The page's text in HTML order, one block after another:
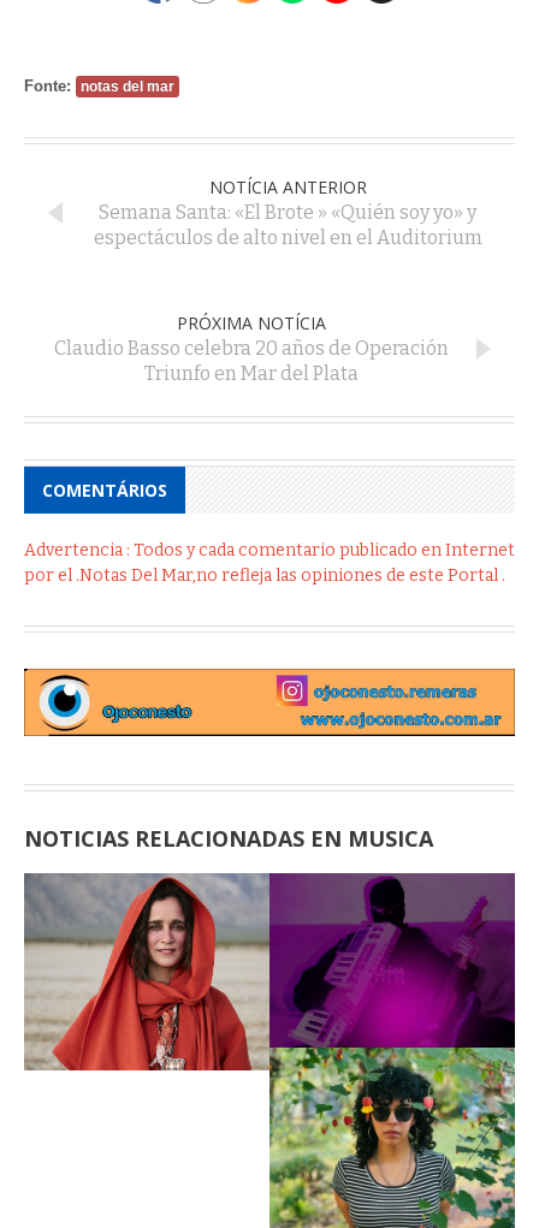
Fonte: notas del mar
NOTÍCIA ANTERIOR
Semana Santa: «El Brote » «Quién soy yo» y
espectáculos de alto nivel en el Auditorium
PRÓXIMA NOTÍCIA
Claudio Basso celebra 20 años de Operación
Triunfo en Mar del Plata
COMENTÁRIOS
Advertencia : Todos y cada comentario publicado en Internet
por el .Notas Del Mar,no refleja las opiniones de este Portal .
NOTICIAS RELACIONADAS EN MUSICA